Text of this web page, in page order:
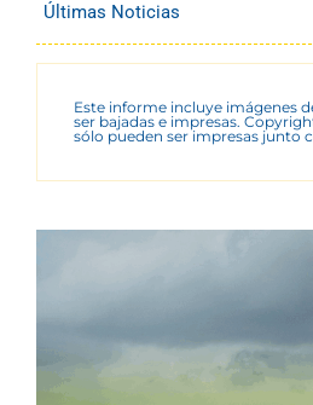
Últimas Noticias
Este informe incluye imágenes
ser bajadas e impresas.
sólo pueden ser impresas junto